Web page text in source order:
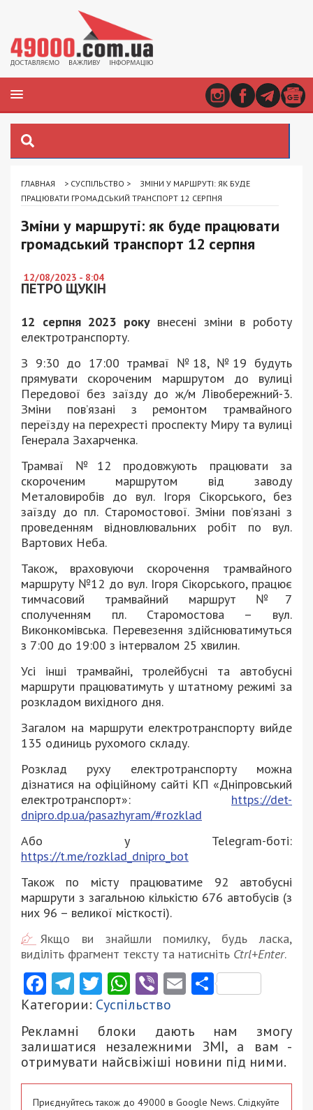
ГЛАВНАЯ > СУСПІЛЬСТВО >
ЗМІНИ У МАРШРУТІ: ЯК БУДЕ
ПРАЦЮВАТИ ГРОМАДСЬКИЙ ТРАНСПОРТ 12 СЕРПНЯ
Зміни у маршруті: як буде працювати
громадський транспорт 12 серпня
12/08/2023 - 8:04
ПЕТРО ЩУКІН
12 серпня 2023 рокувнесені зміни в роботу
електротранспорту.
З 9:30 до 17:00 трамваї №18, №19 будуть
прямувати скороченим маршрутом до вулиці
Передової без заїзду до ж/м Лівобережний-3.
Зміни пов’язані з ремонтом трамвайного
переїзду на перехресті проспекту Миру та вулиці
Генерала Захарченка.
Трамваї №12 продовжують працювати за
скороченим маршрутом від заводу
Металовиробів до вул. Ігоря Сікорського, без
заїзду до пл. Старомостової. Зміни пов’язані з
проведенням відновлювальних робіт по вул.
Вартових Неба.
Також, враховуючи скорочення трамвайного
маршруту №12 до вул. Ігоря Сікорського, працює
тимчасовий трамвайний маршрут №7
сполученням пл. Старомостова – вул.
Виконкомівська. Перевезення здійснюватимуться
з 7:00 до 19:00 з інтервалом 25 хвилин.
Усі інші трамвайні, тролейбусні та автобусні
маршрути працюватимуть у штатному режимі за
розкладом вихідного дня.
Загалом на маршрути електротранспорту вийде
135 одиниць рухомого складу.
Розклад руху електротранспорту можна
дізнатися на офіційному сайті КП «Дніпровський
електротранспорт»: https://det-
dnipro.dp.ua/pasazhyram/#rozklad
Або у Telegram-боті:
https://t.me/rozklad_dnipro_bot
Також по місту працюватиме 92 автобусні
маршрути з загальною кількістю 676 автобусів (з
них 96 – великої місткості).
Якщо ви знайшли помилку, будь ласка,
виділіть фрагмент тексту та натисніть Ctrl+Enter.
Facebook
Telegram
Twitter
WhatsApp
ViberEmail
Категории: Суспільство
Рекламні блоки дають нам змогу
залишатися незалежними ЗМІ, а вам -
отримувати найсвіжіші новини під ними.
Приєднуйтесь також до 49000 в Google News. Слідкуйте